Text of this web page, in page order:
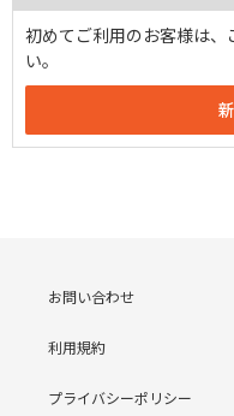
初めてご利用のお客様は
い。
お問い合わせ
利用規約
プライバシーポリシー